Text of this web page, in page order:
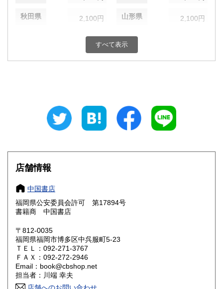
秋田県 2,100円 山形県 2,100円
2,100円 茨城県
栃木県 1,870円 群馬県 1,870円
1,870円 富山県
山梨県
岐阜県
愛知県 三重県
滋賀県
大阪府 1,430円
奈良県
すべて表示
店舗情報
中国書店
福岡県公安委員会許可 第17894号
書籍商 中国書店
〒812-0035
福岡県福岡市博多区中呉服町5-23
ＴＥＬ：092-271-3767
ＦＡＸ：092-272-2946
Email：book@cbshop.net
担当者：川端 幸夫